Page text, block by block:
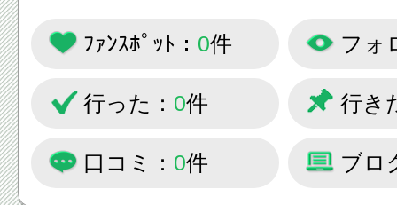
ﾌｧﾝｽﾎﾟｯﾄ： 0件 フォ
行った： 0件 行き
口コミ： 0件 ブロ